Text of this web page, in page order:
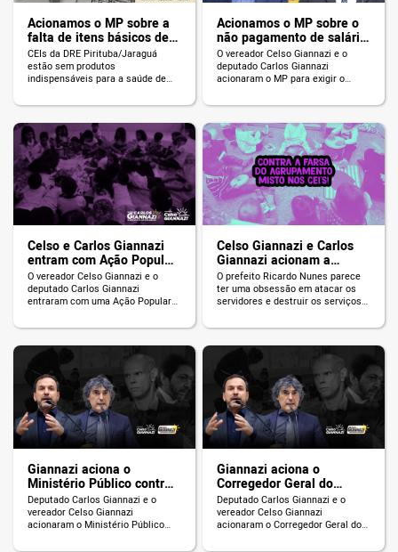
Acionamos o MP sobre a
falta de itens básicos de
higiene nos CEIs
CEIs da DRE Pirituba/Jaraguá
estão sem produtos
indispensáveis para a saúde de
Acionamos o MP sobre o
não pagamento de salário
em CEI conveniado
O vereador Celso Giannazi e o
deputado Carlos Giannazi
acionaram o MP para exigir o
Celso e Carlos Giannazi
entram com Ação Popular
contra o agrupamento
misto dos CEIS
O vereador Celso Giannazi e o
deputado Carlos Giannazi
entraram com uma Ação Popular
14, §§s 1º, 2º e 3º da Instrução
possibilidade ilegal de junção dos
Mini Grupos I e II na rede
municipal. Isso precariza e
vulnerabiliza o atendimento aos
educandos e […]
Celso Giannazi e Carlos
Giannazi acionam a
Justiça, o MP e o TCM
contra a farsa do
agrupamento misto nos
O prefeito Ricardo Nunes parece
ter uma obsessão em atacar os
servidores e destruir os serviços
Por meio da Secretaria Municipal
anunciou o aumento do número de
bebês e crianças por professora
nos Centros de Educação Infantil
(CEIs). O que irá precarizar e
vulnerabilizar o […]
Giannazi aciona o
Ministério Público contra
coação eleitoral dentro
das DRE’s e CEI’s
Deputado Carlos Giannazi e o
vereador Celso Giannazi
acionaram o Ministério Público
Giannazi aciona o
Corregedor Geral do
Município contra coação
eleitoral dentro das DRE’s
e CEI’s
Deputado Carlos Giannazi e o
vereador Celso Giannazi
acionaram o Corregedor Geral do